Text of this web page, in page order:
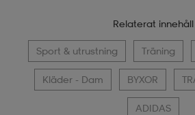
Relaterat innehåll
Sport & utrustning Träning
Kläder - Dam BYXOR
ADIDAS